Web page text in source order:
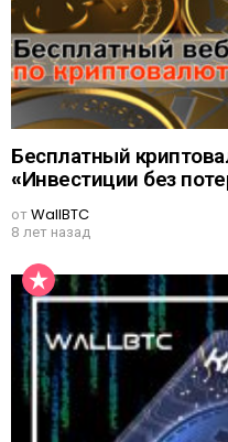
Бесплатный
«Инвестиции без
отWallBTC
8 лет назад